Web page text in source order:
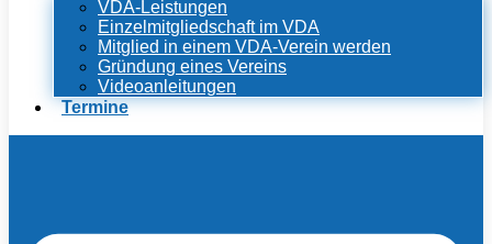
VDA-Leistungen
Einzelmitgliedschaft im VDA
Mitglied in einem VDA-Verein werden
Gründung eines Vereins
Videoanleitungen
Termine